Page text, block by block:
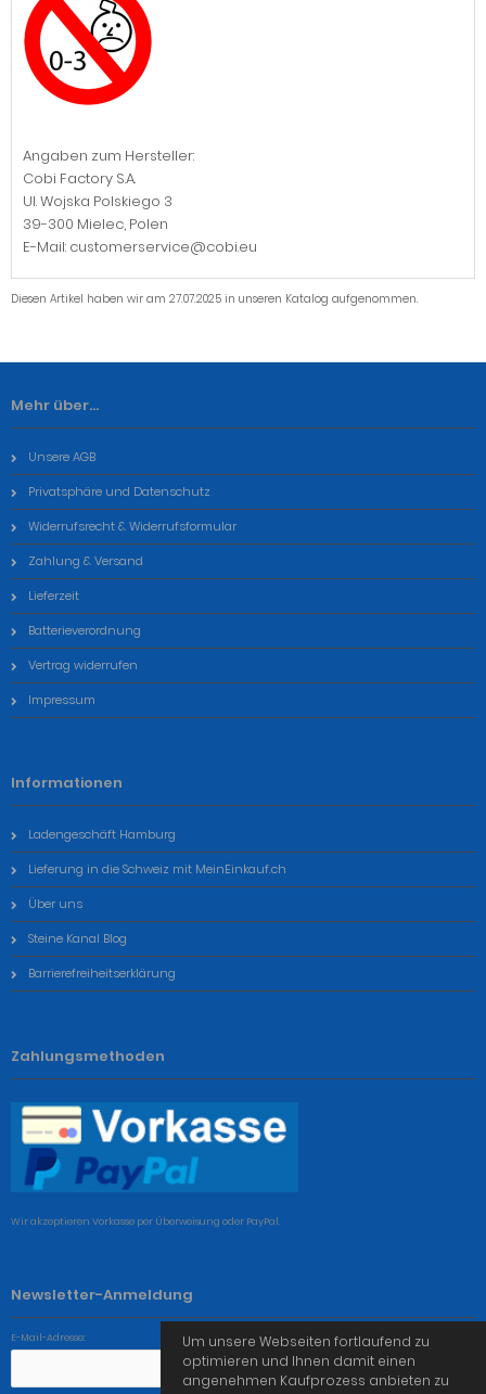
Angaben zum Hersteller:
Cobi Factory S.A.
Ul. Wojska Polskiego 3
39-300 Mielec, Polen
E-Mail: customerservice@cobi.eu
Diesen Artikel haben wir am 27.07.2025 in unseren Katalog aufgenommen.
Mehr über...
Unsere AGB
Privatsphäre und Datenschutz
Widerrufsrecht & Widerrufsformular
Zahlung & Versand
Lieferzeit
Batterieverordnung
Vertrag widerrufen
Impressum
Informationen
Ladengeschäft Hamburg
Lieferung in die Schweiz mit MeinEinkauf.ch
Über uns
Steine Kanal Blog
Barrierefreiheitserklärung
Zahlungsmethoden
Wir akzeptieren Vorkasse per Überweisung oder PayPal.
Newsletter-Anmeldung
E-Mail-Adresse:
Um unsere Webseiten fortlaufend zu
optimieren und Ihnen damit einen
angenehmen Kaufprozess anbieten zu